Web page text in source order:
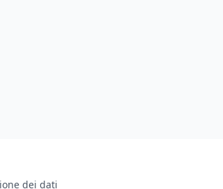
dei dati